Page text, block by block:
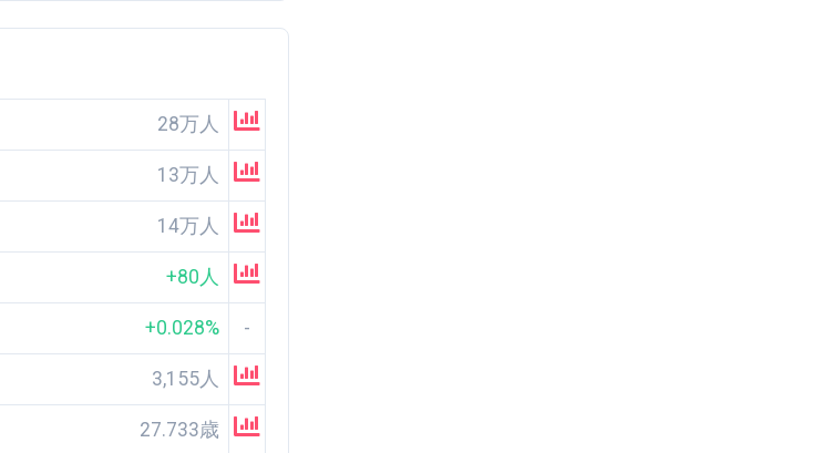
28万人
13万人
14万人
+80人
+0.028% -
3,155人
27.733歳